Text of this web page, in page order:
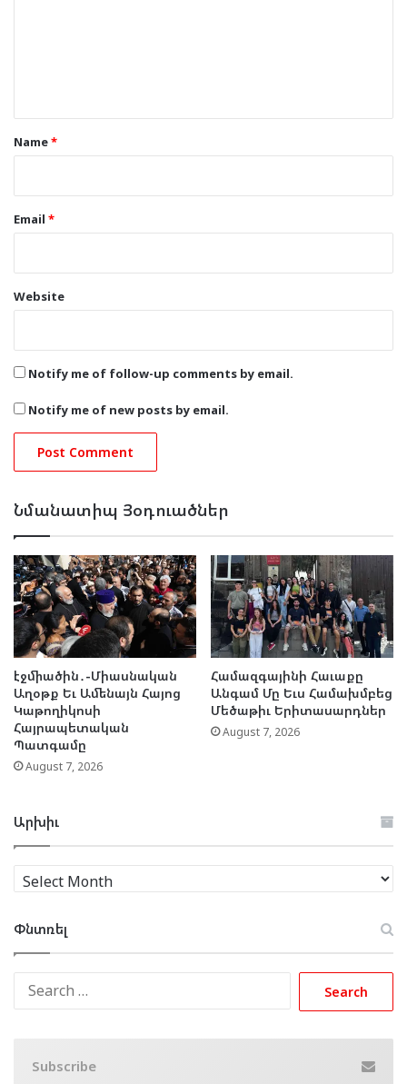
*Name*
Email *
Website
Notify me of follow-up comments by email.
Notify me of new posts by email.
Նմանատիպ Յօդուածներ
էջմիածին․-Միասնական
Աղօթք Եւ Ամենայն Հայոց
Կաթողիկոսի
Հայրապետական
Պատգամը
August 7, 2026
Համազգայինի Հաւաքը
Անգամ Մը Եւս Համախմբեց
Մեծաթիւ Երիտասարդներ
August 7, 2026
Արխիւ
Արխիւ
Փնտռել
Subscribe